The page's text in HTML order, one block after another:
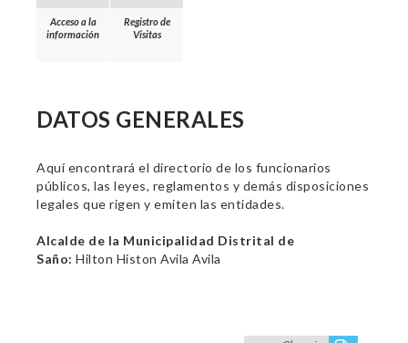
Acceso a la
información
Registro de
Visitas
DATOS GENERALES
Aquí encontrará el directorio de los funcionarios
públicos, las leyes, reglamentos y demás disposiciones
legales que rigen y emiten las entidades.
Alcalde de la Municipalidad Distrital de
Saño: Hilton Histon Avila Avila